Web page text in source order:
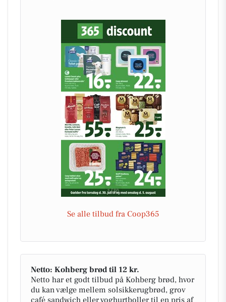
Se alle tilbud fra Coop365
Netto: Kohberg brød til 12 kr.
Netto har et godt tilbud på Kohberg brød, hvor
du kan vælge mellem solsikkerugbrød, grov
café sandwich eller yoghurtboller til en pris af